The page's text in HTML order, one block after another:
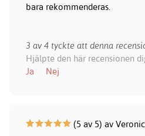
bara rekommenderas.
3 av 4 tyckte att denna
Hjälpte den här recensionen
Ja
Nej
(5 av 5) av